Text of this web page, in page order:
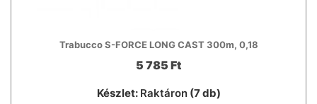
Trabucco S-FORCE LONG CAST 300m, 0,18
5 785 Ft
Készlet: Raktáron(7 db)